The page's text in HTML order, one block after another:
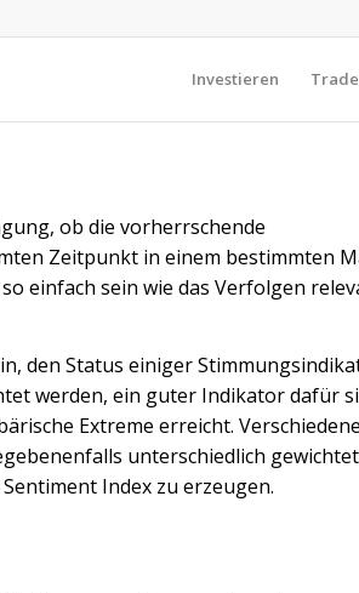
Investieren
ob die vorherrschende
Zeitpunkt in einem bestimmten
einfach sein wie das Verfolgen
den Status einiger
werden, ein guter Indikator dafür
Extreme erreicht. Verschiedene
unterschiedlich
Index zu erzeugen.